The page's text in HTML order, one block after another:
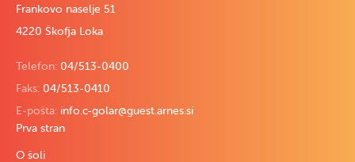
Frankovo naselje 51
4220 Škofja Loka
Telefon: 04/513-0400
Faks: 04/513-0410
E-pošta: info.c-golar@guest.arnes.si
Prva stran
O šoli